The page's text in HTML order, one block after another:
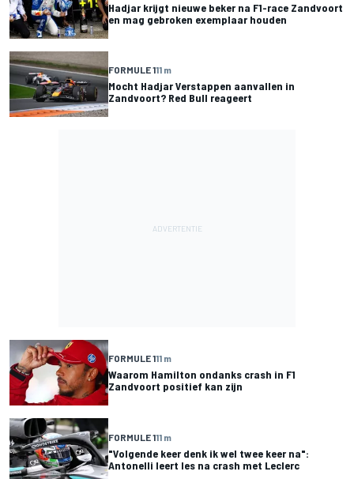
Hadjar krijgt nieuwe beker na F1-race Zandvoort
en mag gebroken exemplaar houden
FORMULE 111 m
Mocht Hadjar Verstappen aanvallen in
Zandvoort? Red Bull reageert
FORMULE 111 m
Waarom Hamilton ondanks crash in F1
Zandvoort positief kan zijn
FORMULE 111 m
"Volgende keer denk ik wel twee keer na":
Antonelli leert les na crash met Leclerc